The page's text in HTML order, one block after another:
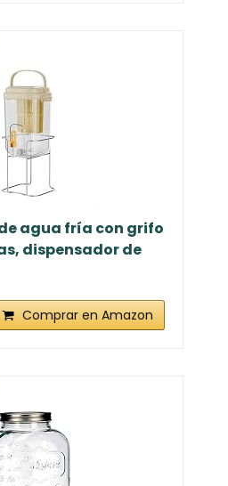
agua fría con grifo
dispensador de
Comprar en Amazon